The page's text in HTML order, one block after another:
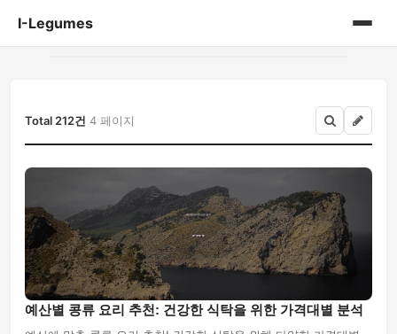
I-Legumes
게시판
Total 212건 4 페이지
예산별 콩류 요리 추천: 건강한 식탁을 위한 가격대별 분석